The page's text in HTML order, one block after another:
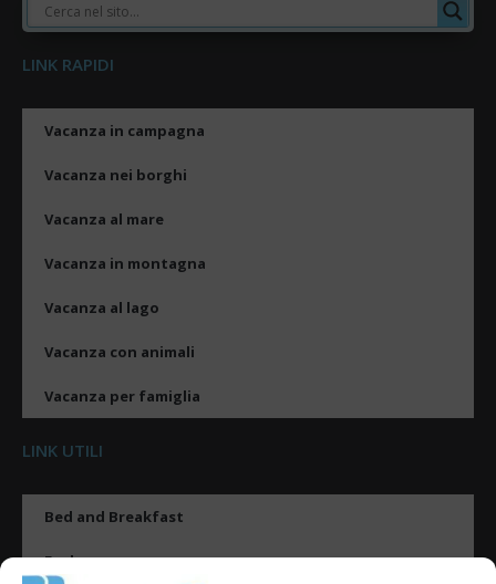
LINK RAPIDI
Vacanza in campagna
Vacanza nei borghi
Vacanza al mare
Vacanza in montagna
Vacanza al lago
Vacanza con animali
Vacanza per famiglia
LINK UTILI
Bed and Breakfast
Esplora